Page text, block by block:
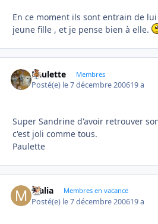
En ce moment ils sont entrain de
jeune fille , et je pense bien à elle.
Paulette Membres
Posté(e) le 7 décembre 200619 a
Super Sandrine d'avoir retrouver
c'est joli comme tous.
Paulette
Malia Membres en vacance
Posté(e) le 7 décembre 200619 a